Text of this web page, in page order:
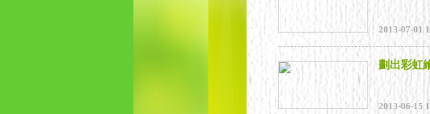
2013-07-01
劃出彩虹
2013-06-15